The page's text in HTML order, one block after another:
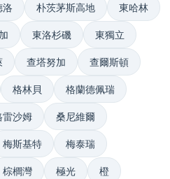
洛 朴茨茅斯高地 東哈林
東洛杉磯 東獨立
查塔努加 查爾斯頓
格林貝 格蘭德佩瑞
雷沙姆 桑尼維爾
梅斯基特 梅泰瑞
棕櫚灣 極光 橙